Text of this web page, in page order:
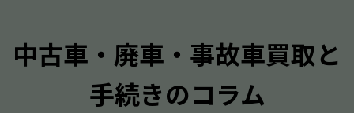
質問させていただく内容は以下の通りとなります。
メーカー／車種
中古車・廃車・事故車買取と
手続きのコラム